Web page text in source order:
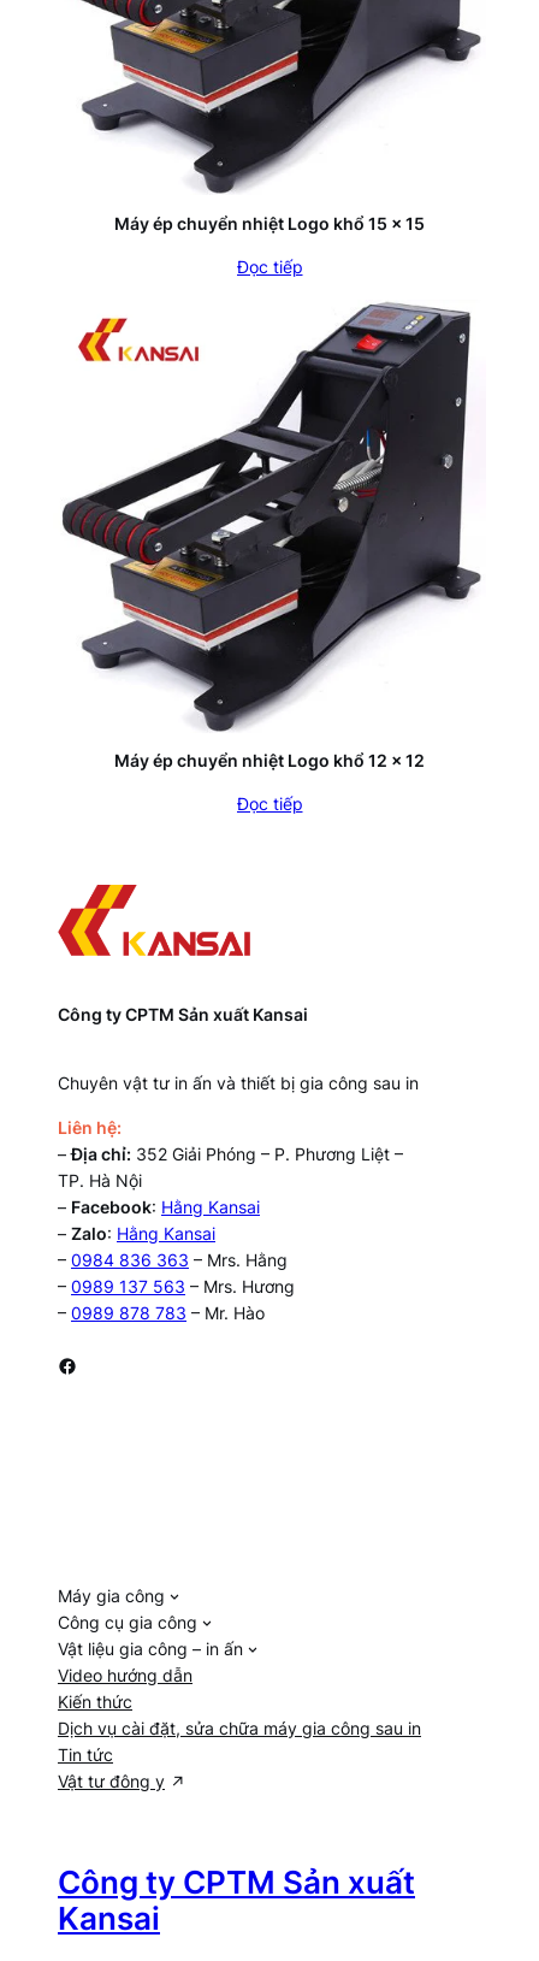
Máy ép chuyển nhiệt Logo khổ 15 x 15
Đọc tiếp
Máy ép chuyển nhiệt Logo khổ 12 x 12
Đọc tiếp
Công ty CPTM Sản xuất Kansai
Chuyên vật tư in ấn và thiết bị gia công sau in
Liên hệ:
–Địa chỉ: 352 Giải Phóng – P. Phương Liệt –
TP. Hà Nội
– Facebook: Hằng Kansai
– Zalo: Hằng Kansai
– 0984 836 363 – Mrs. Hằng
– 0989 137 563 – Mrs. Hương
– 0989 878 783 – Mr. Hào
Facebook
Máy gia công
Công cụ gia công
Vật liệu gia công – in ấn
Video hướng dẫn
Kiến thức
Dịch vụ cài đặt, sửa chữa máy gia công sau in
Tin tức
Vật tư đông y
Công ty CPTM Sản xuất
Kansai